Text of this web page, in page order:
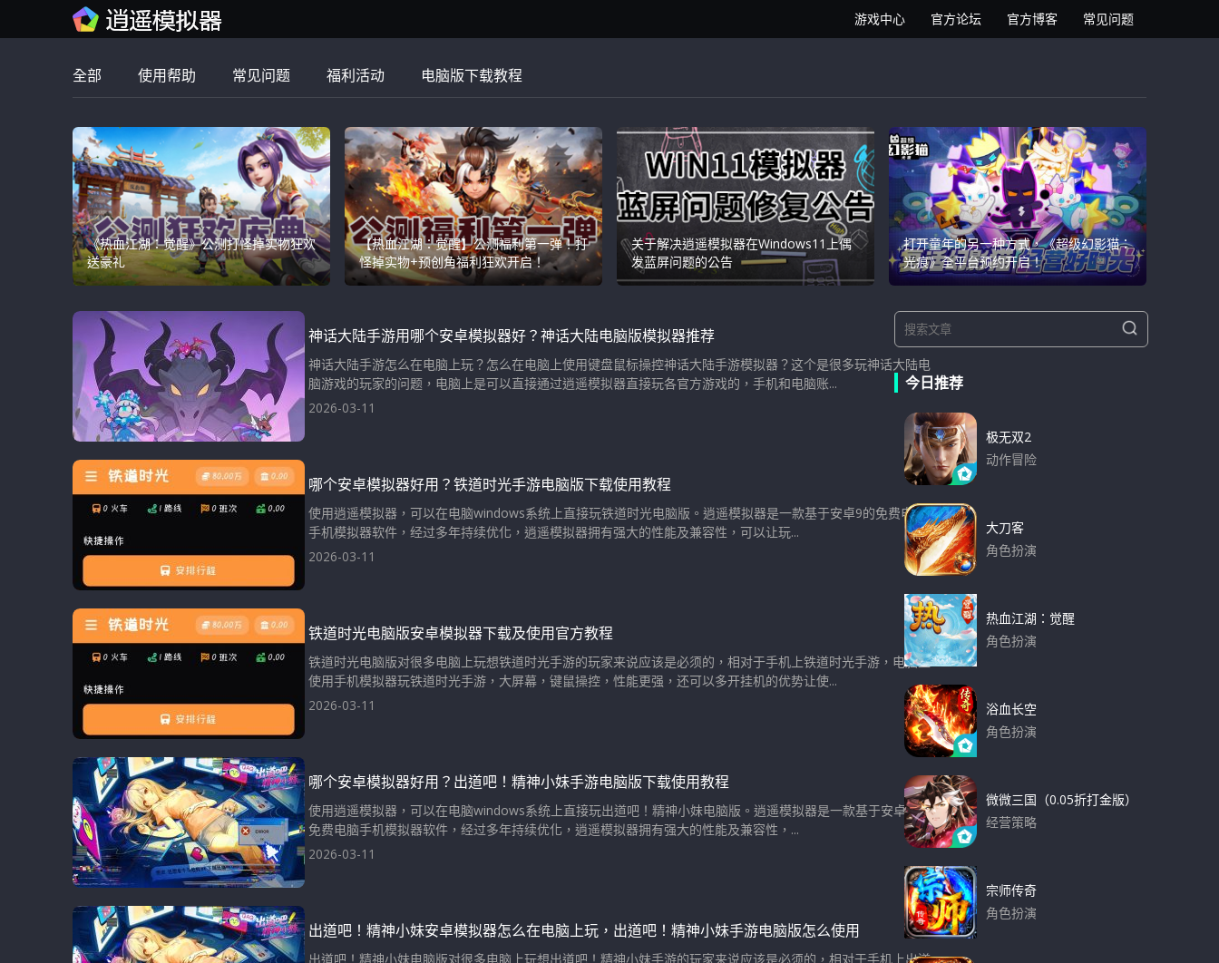
逍遥安卓模拟器 常见问题
官方博客
官方论坛
游戏中心
全部 使用帮助 常见问题 福利活动 电脑版下载教程
《热血江湖：觉醒》公测打怪掉实物狂欢
送豪礼
【热血江湖：觉醒】公测福利第一弹！打
怪掉实物+预创角福利狂欢开启！
关于解决逍遥模拟器在Windows11上偶
发蓝屏问题的公告
打开童年的另一种方式，《超级幻影猫：
光痕》全平台预约开启！
神话大陆手游用哪个安卓模拟器好？神话大陆电脑版模拟器推荐
神话大陆手游怎么在电脑上玩？怎么在电脑上使用键盘鼠标操控神话大陆手游模拟器？这个是很多玩神话大陆电
脑游戏的玩家的问题，电脑上是可以直接通过逍遥模拟器直接玩各官方游戏的，手机和电脑账...
2026-03-11
哪个安卓模拟器好用？铁道时光手游电脑版下载使用教程
使用逍遥模拟器，可以在电脑windows系统上直接玩铁道时光电脑版。逍遥模拟器是一款基于安卓9的免费电脑
手机模拟器软件，经过多年持续优化，逍遥模拟器拥有强大的性能及兼容性，可以让玩...
2026-03-11
铁道时光电脑版安卓模拟器下载及使用官方教程
铁道时光电脑版对很多电脑上玩想铁道时光手游的玩家来说应该是必须的，相对于手机上铁道时光手游，电脑上
使用手机模拟器玩铁道时光手游，大屏幕，键鼠操控，性能更强，还可以多开挂机的优势让使...
2026-03-11
哪个安卓模拟器好用？出道吧！精神小妹手游电脑版下载使用教程
使用逍遥模拟器，可以在电脑windows系统上直接玩出道吧！精神小妹电脑版。逍遥模拟器是一款基于安卓9的
免费电脑手机模拟器软件，经过多年持续优化，逍遥模拟器拥有强大的性能及兼容性，...
2026-03-11
出道吧！精神小妹安卓模拟器怎么在电脑上玩，出道吧！精神小妹手游电脑版怎么使用
出道吧！精神小妹电脑版对很多电脑上玩想出道吧！精神小妹手游的玩家来说应该是必须的，相对于手机上出道
e
a
:
S
e
今日推荐
极无双2
动作冒险
大刀客
角色扮演
热血江湖：觉醒
角色扮演
浴血长空
角色扮演
微微三国（0.05折打金版）
经营策略
宗师传奇
角色扮演